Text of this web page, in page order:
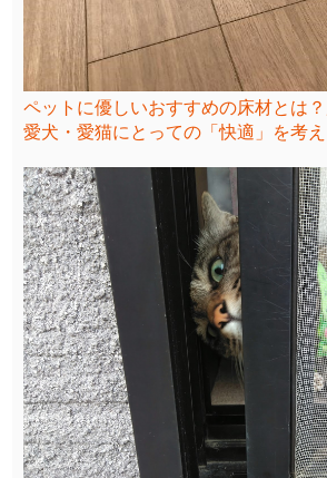
ペットに優しいおすすめの床材とは
愛犬・愛猫にとっての「快適」を考え